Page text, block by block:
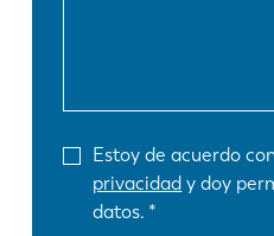
Estoy de acuerdo
privacidad y doy
datos.